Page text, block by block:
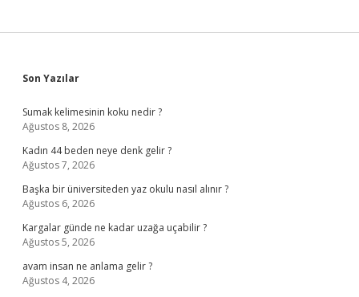
Sidebar
Son Yazılar
Sumak kelimesinin koku nedir ?
Ağustos 8, 2026
Kadın 44 beden neye denk gelir ?
Ağustos 7, 2026
Başka bir üniversiteden yaz okulu nasıl alınır ?
Ağustos 6, 2026
Kargalar günde ne kadar uzağa uçabilir ?
Ağustos 5, 2026
avam insan ne anlama gelir ?
Ağustos 4, 2026